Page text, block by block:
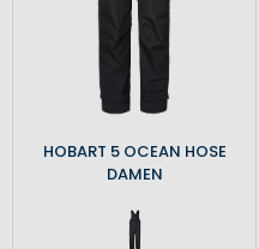
HOBART 5 OCEAN HOSE
DAMEN